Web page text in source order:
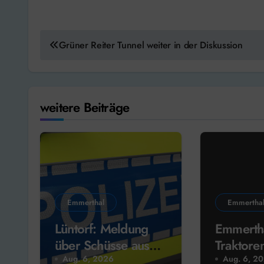
Beitragsnavigation
Grüner Reiter Tunnel weiter in der Diskussion
weitere Beiträge
Emmerthal
Lüntorf: Meldung
über Schüsse aus
Aug. 6, 2026
Emmerthal
Aug. 6,